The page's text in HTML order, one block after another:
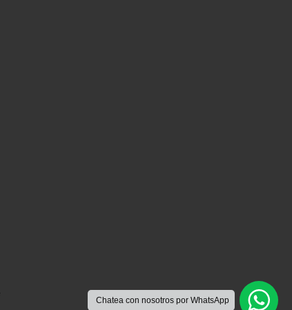
Chatea con nosotros por WhatsApp